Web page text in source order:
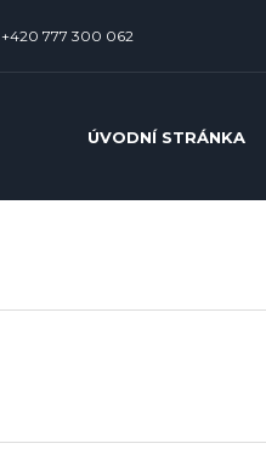
+420 777 300 062
ÚVODNÍ STRÁNKA